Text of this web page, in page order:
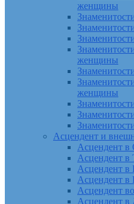
женщины
женщины
женщины
Асцендент и
Асцендент в
Асцендент в
Асцендент в
Асцендент в
Асцендент
Асцендент в